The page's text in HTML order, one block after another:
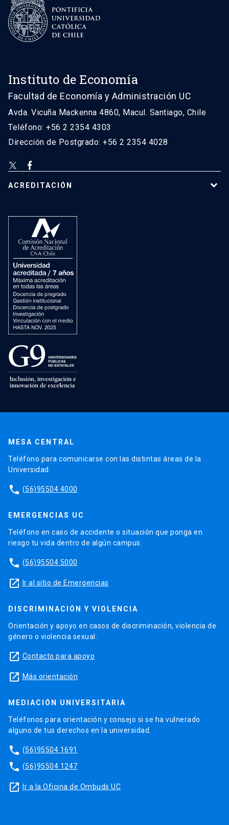
Instituto de Economía
Facultad de Economía y Administración UC
Avda. Vicuña Mackenna 4860, Macul. Santiago, Chile
Teléfono: +56 2 2354 4303
Dirección de Postgrado: +56 2 2354 4028
ACREDITACIÓN
MESA CENTRAL
Teléfono para comunicarse con las distintas áreas de la
Universidad.
phone (56)95504 4000
EMERGENCIAS UC
Teléfono en caso de accidente o situación que ponga en
riesgo tu vida dentro de algún campus.
phone (56)95504 5000
launch Ir al sitio de Emergencias
DISCRIMINACIÓN Y VIOLENCIA
Orientación y apoyo en casos de discriminación, violencia de
género o violencia sexual.
launch Contacto para apoyo
launch Más orientación
MEDIACIÓN UNIVERSITARIA
Teléfonos para orientación y consejo si se ha vulnerado
alguno de tus derechos en la universidad.
phone (56)95504 1691
phone (56)95504 1247
launch Ir a la Oficina de Ombuds UC